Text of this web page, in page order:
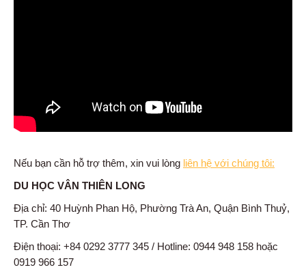
Nếu bạn cần hỗ trợ thêm, xin vui lòng liên hệ với chúng tôi:
DU HỌC VÂN THIÊN LONG
Địa chỉ: 40 Huỳnh Phan Hộ, Phường Trà An, Quận Bình Thuỷ,
TP. Cần Thơ
Điện thoại: +84 0292 3777 345 / Hotline: 0944 948 158 hoặc
0919 966 157